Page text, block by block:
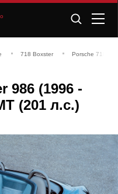
718 Boxster Porsche 718
986 (1996 -
(201 л.с.)